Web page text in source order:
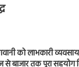
को लाभकारी